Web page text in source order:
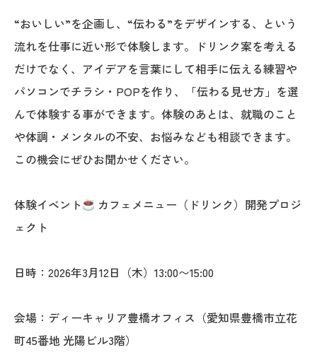
“おいしい”を企画し、“伝わる”をデザインする、という
流れを仕事に近い形で体験します。ドリンク案を考える
だけでなく、アイデアを言葉にして相手に伝える練習や
パソコンでチラシ・POPを作り、「伝わる見せ方」を選
んで体験する事ができます。体験のあとは、就職のこと
や体調・メンタルの不安、お悩みなども相談できます。
この機会にぜひお聞かせください。
体験イベント
カフェメニュー（ドリンク）開発プロジ
ェクト
日時：2026年3月12日（木）13:00〜15:00
会場：ディーキャリア豊橋オフィス（愛知県豊橋市立花
町45番地 光陽ビル3階）